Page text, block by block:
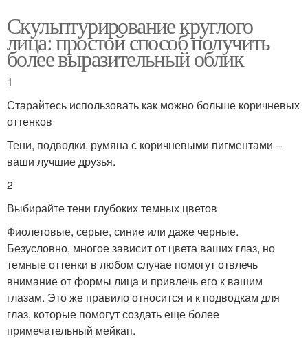
Скульптурирование круглого
лица: простой способ получить
более выразительный облик
1
Старайтесь использовать как можно больше коричневых
оттенков
Тени, подводки, румяна с коричневыми пигментами –
ваши лучшие друзья.
2
Выбирайте тени глубоких темных цветов
Фиолетовые, серые, синие или даже черные.
Безусловно, многое зависит от цвета ваших глаз, но
темные оттенки в любом случае помогут отвлечь
внимание от формы лица и привлечь его к вашим
глазам. Это же правило относится и к подводкам для
глаз, которые помогут создать еще более
примечательный мейкап.